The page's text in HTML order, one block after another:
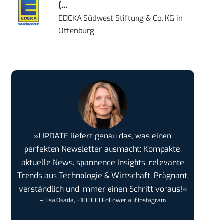
(...
EDEKA Südwest Stiftung & Co. KG in
Offenburg
»UPDATE liefert genau das, was einen
perfekten Newsletter ausmacht: Kompakte,
aktuelle News, spannende Insights, relevante
Trends aus Technologie & Wirtschaft. Prägnant,
verständlich und immer einen Schritt voraus!«
– Lisa Osada, +110.000 Follower auf Instagram